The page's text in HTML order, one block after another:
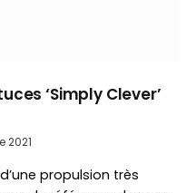
‘Simply Clever’
2021
propulsion très